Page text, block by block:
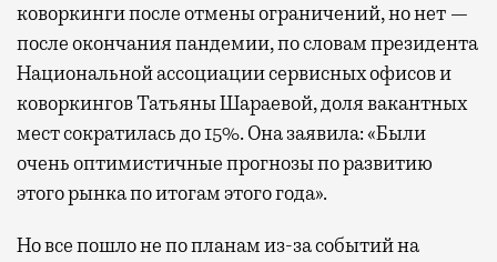
коворкинги после отмены ограничений, но нет —
после окончания пандемии, по словам президента
Национальной ассоциации сервисных офисов и
коворкингов Татьяны Шараевой, доля вакантных
мест сократилась до 15%. Она заявила: «Были
очень оптимистичные прогнозы по развитию
этого рынка по итогам этого года».
Но все пошло не по планам из-за событий на